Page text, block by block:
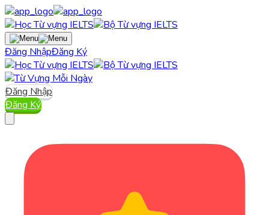
Đăng NhậpĐăng Ký
Đăng Nhập
Đăng Ký